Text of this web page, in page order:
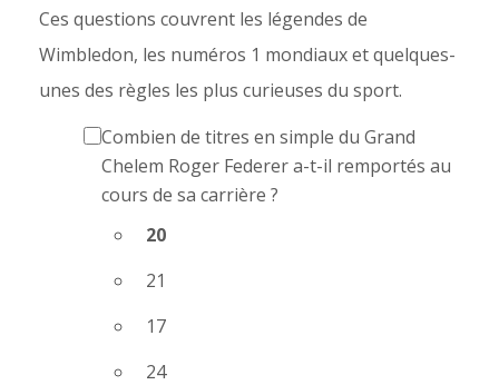
Ces questions couvrent les légendes de
Wimbledon, les numéros 1 mondiaux et quelques-
unes des règles les plus curieuses du sport.
Combien de titres en simple du Grand
Chelem Roger Federer a-t-il remportés au
cours de sa carrière ?
20
21
17
24